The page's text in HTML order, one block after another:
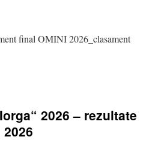
final OMINI 2026_clasament
2026 – rezultate